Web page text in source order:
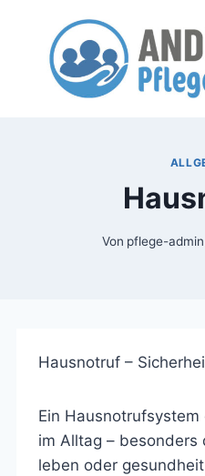
springen
Von pflege-admin
Hausnotruf –
Ein
im Alltag – besonders
leben oder